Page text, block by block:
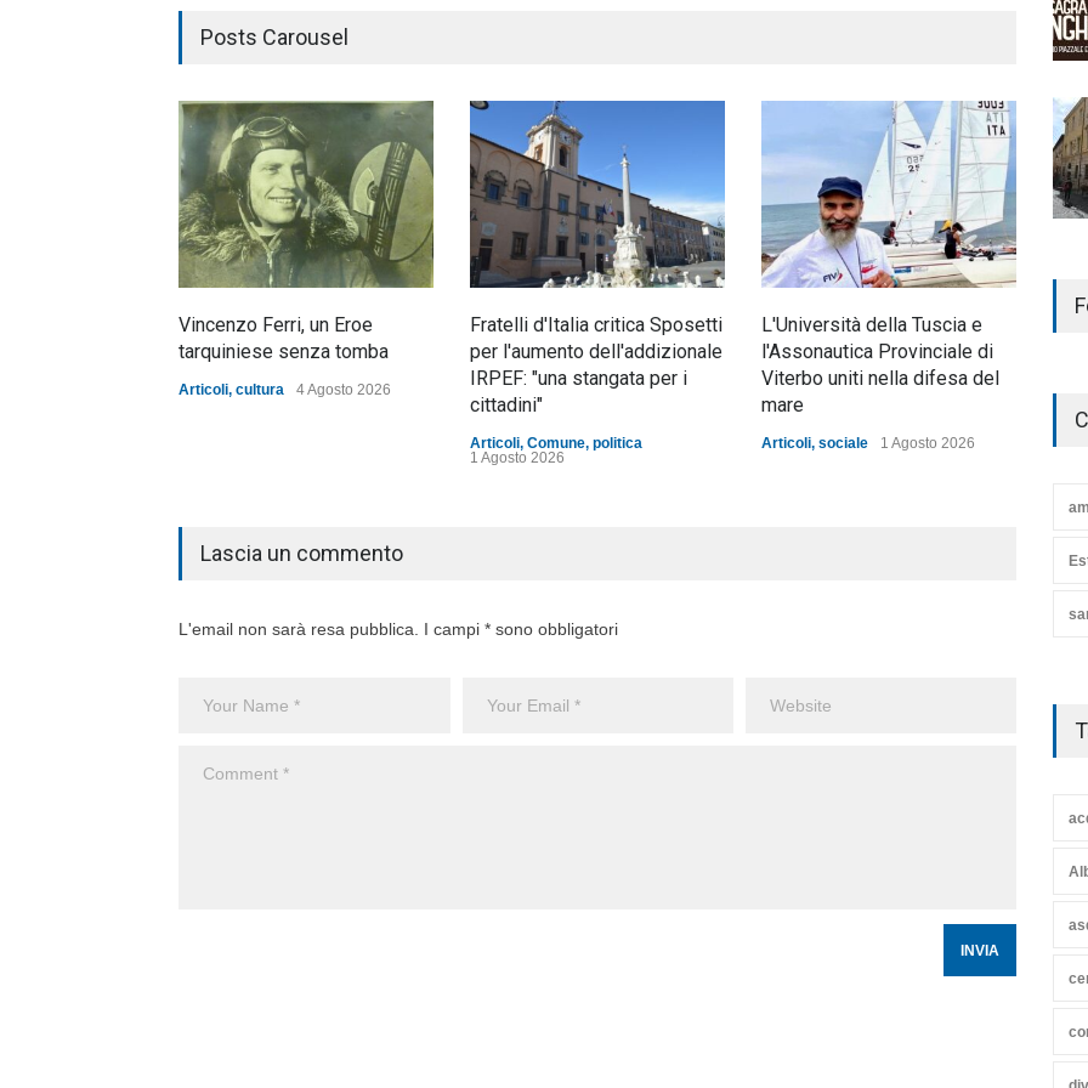
Posts Carousel
Vincenzo Ferri, un Eroe
tarquiniese senza tomba
Articoli, cultura 4 Agosto 2026
Fratelli d'Italia critica Sposetti
per l'aumento dell'addizionale
IRPEF: "una stangata per i
cittadini"
Articoli, Comune, politica
1 Agosto 2026
L'Università della Tuscia e
l'Assonautica Provinciale di
Viterbo uniti nella difesa del
mare
Articoli, sociale 1 Agosto 2026
Lascia un commento
L'email non sarà resa pubblica. I campi * sono obbligatori